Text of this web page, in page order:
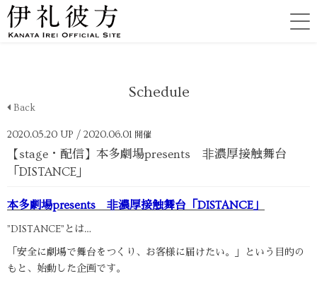
Schedule
Back
2020.05.20 UP / 2020.06.01 開催
【stage・配信】本多劇場presents ⾮濃厚接触舞台
「DISTANCE」
本多劇場presents ⾮濃厚接触舞台「DISTANCE」
”DISTANCE”とは…
「安全に劇場で舞台をつくり、お客様に届けたい。」という目的の
もと、始動した企画です。